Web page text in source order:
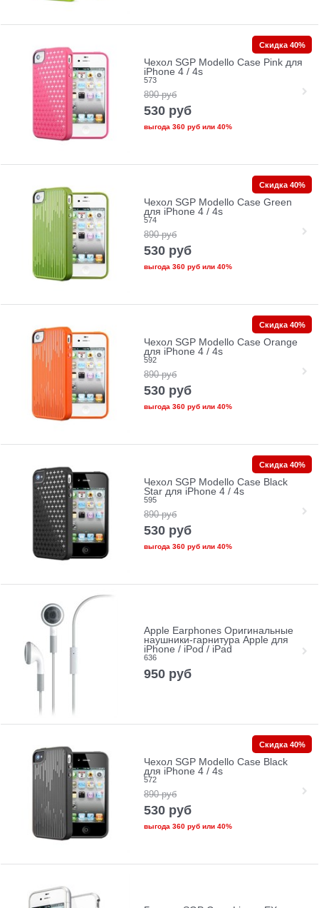
Чехол SGP Modello Case Pink для
iPhone 4 / 4s
573
890 руб
530 руб
выгода 360 рубили 40%
Скидка 40%
Чехол SGP Modello Case Green
для iPhone 4 / 4s
574
890 руб
530 руб
выгода 360 рубили 40%
Скидка 40%
Чехол SGP Modello Case Orange
для iPhone 4 / 4s
592
890 руб
530 руб
выгода 360 рубили 40%
Скидка 40%
Чехол SGP Modello Case Black
Star для iPhone 4 / 4s
595
890 руб
530 руб
выгода 360 рубили 40%
Скидка 40%
Apple Earphones Оригинальные
наушники-гарнитура Apple для
iPhone / iPod / iPad
636
950 руб
Чехол SGP Modello Case Black
для iPhone 4 / 4s
572
890 руб
530 руб
выгода 360 рубили 40%
Скидка 40%